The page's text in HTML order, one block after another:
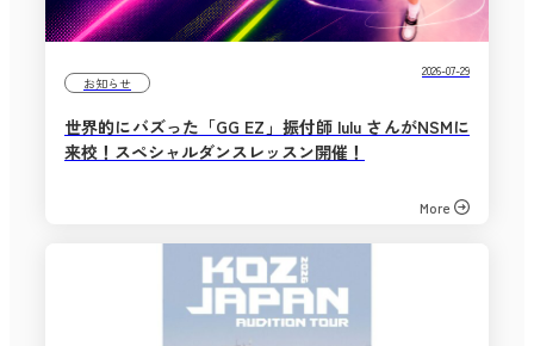
お知らせ
2026-07-29
世界的にバズった「GG EZ」振付師 lulu さんがNSMに
来校！スペシャルダンスレッスン開催！
More